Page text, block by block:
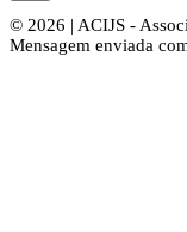
© 2026 | ACIJS -
Mensagem enviada